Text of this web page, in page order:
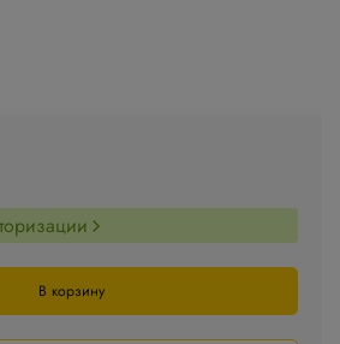
В корзину